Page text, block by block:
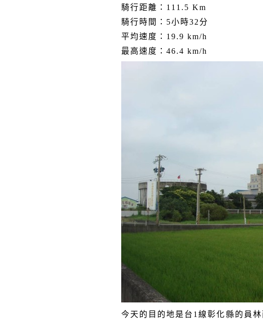
騎行距離： 111.5 Km
騎行時間： 5小時32 分
平均速度： 19.9 km/h
最高速度： 46.4 km/h
今天的目的地是台 1線彰化縣的員